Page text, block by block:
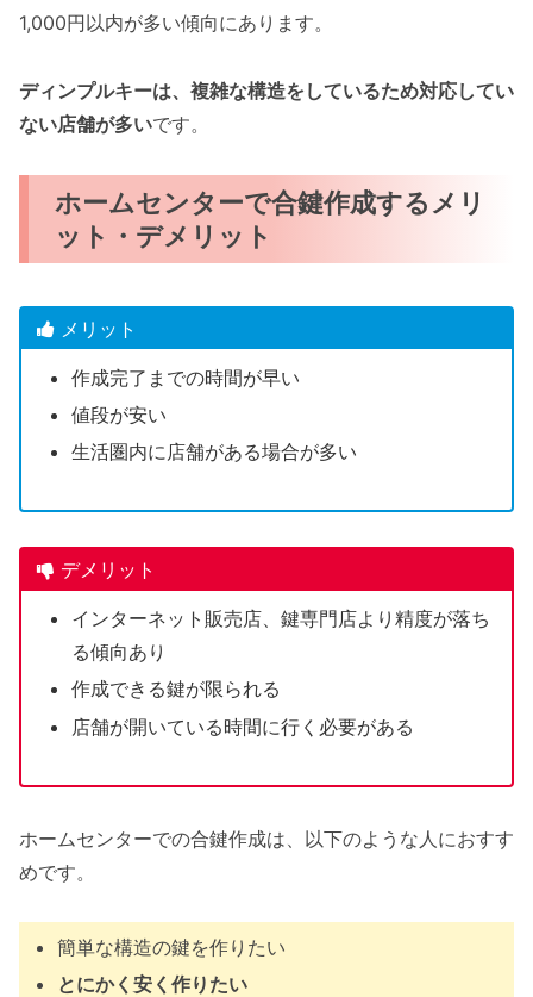
1,000円以内が多い傾向にあります。
ディンプルキーは、複雑な構造をしているため対応してい
ない店舗が多いです。
ホームセンターで合鍵作成するメリ
ット・デメリット
メリット
作成完了までの時間が早い
値段が安い
生活圏内に店舗がある場合が多い
デメリット
インターネット販売店、鍵専門店より精度が落ち
る傾向あり
作成できる鍵が限られる
店舗が開いている時間に行く必要がある
ホームセンターでの合鍵作成は、以下のような人におすす
めです。
簡単な構造の鍵を作りたい
とにかく安く作りたい